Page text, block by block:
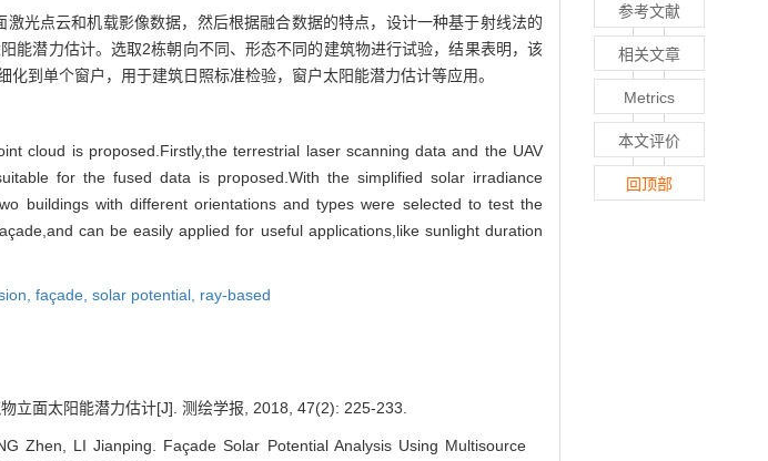
光点云和机载影像数据，然后根据融合数据的特点，设计一种基于射线法的
能潜力估计。选取2栋朝向不同、形态不同的建筑物进行试验，结果表明，该
到单个窗户，用于建筑日照标准检验，窗户太阳能潜力估计等应用。
cloud is proposed.Firstly,the terrestrial laser scanning data and the UAV
for the fused data is proposed.With the simplified solar irradiance
buildings with different orientations and types were selected to test the
can be easily applied for useful applications,like sunlight duration
façade, solar potential, ray-based
立面太阳能潜力估计[J]. 测绘学报, 2018, 47(2): 225-233.
Zhen, LI Jianping. Façade Solar Potential Analysis Using Multisource
参考文献
相关文章
Metrics
本文评价
回顶部